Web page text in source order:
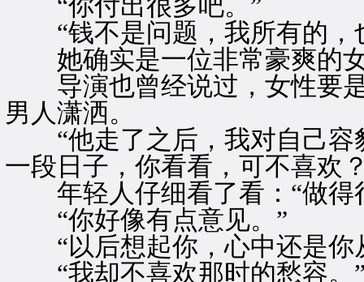
“你付出很多吧。”
“钱不是问题，我所有的，
她确实是一位非常豪爽的
导演也曾经说过，女性要是
男人潇洒。
“他走了之后，我对自己容
一段日子，你看看，可不喜欢
年轻人仔细看了看：“做得
“你好像有点意见。”
“以后想起你，心中还是你
“我却不喜欢那时的愁容。